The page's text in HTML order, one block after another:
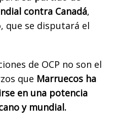
contra Canadá,
que se disputará el
de OCP no son el
que Marruecos ha
en una potencia
y mundial.